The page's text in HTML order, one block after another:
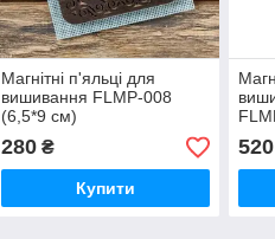
Магнітні п'яльці для
вишивання FLMP-008
(6,5*9 см)
280₴
Купити
520